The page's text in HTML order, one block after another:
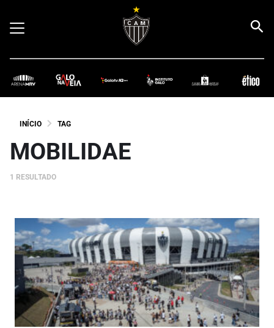
INÍCIO TAG
MOBILIDAE
1 RESULTADO